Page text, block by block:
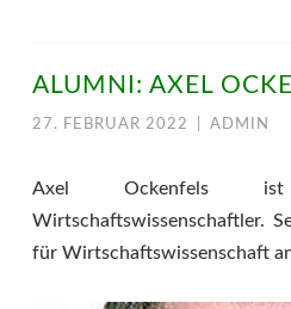
ALUMNI: AXEL
27. FEBRUAR 2022 ADMIN
Axel Ockenfels
Wirtschaftswissenschaftler.
für Wirtschaftswissenschaft